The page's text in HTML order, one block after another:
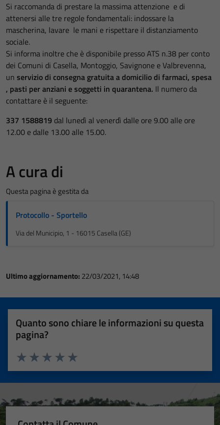
Si raccomanda di prestare la massima attenzione e di
attenersi alle tre regole fondamentali: indossare la
mascherina, lavare le mani e rispettare il distanziamento
sociale.
Si informa inoltre che è disponibile pressoATS n.38 per conto
dei Comuni di Casella, Montoggio, Savignone e Valbrevenna,
un servizio di consegna gratuita a domicilio di farmaci, spesa
, pasti per anziani e soggetti in quarantena. Il numero da
contattare è il seguente:
337 1588819 dal lunedì al venerdì dalle ore 9.00 alle ore
12.00 e dalle 13.00 alle 15.00.
A cura di
Questa pagina è gestita da
Protocollo - Sportello
Via del Municipio, 1 - 16015 Casella (GE)
Ultimo aggiornamento: 22/03/2021, 14:48
Quanto sono chiare le informazioni su questa
pagina?
Valuta 5 stelle su 5
Valuta 4 stelle su 5
Valuta 3 stelle su 5
Valuta 2 stelle su 5
Valuta 1 stelle su 5